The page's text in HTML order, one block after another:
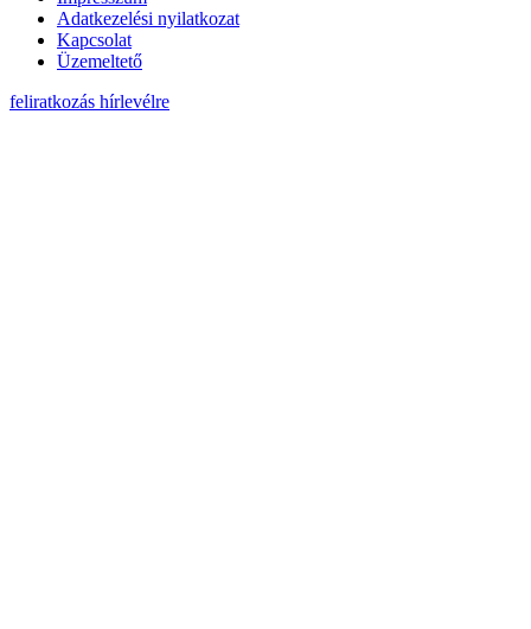
Adatkezelési nyilatkozat
Kapcsolat
Üzemeltető
feliratkozás hírlevélre